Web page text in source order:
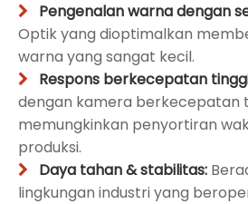

Pengenalan warna dengan
Optik yang dioptimalkan
warna yang sangat kecil.
 Respons berkecepatan
dengan kamera berkecepatan
memungkinkan penyortiran
produksi.
 Daya tahan & stabilitas:
lingkungan industri yang